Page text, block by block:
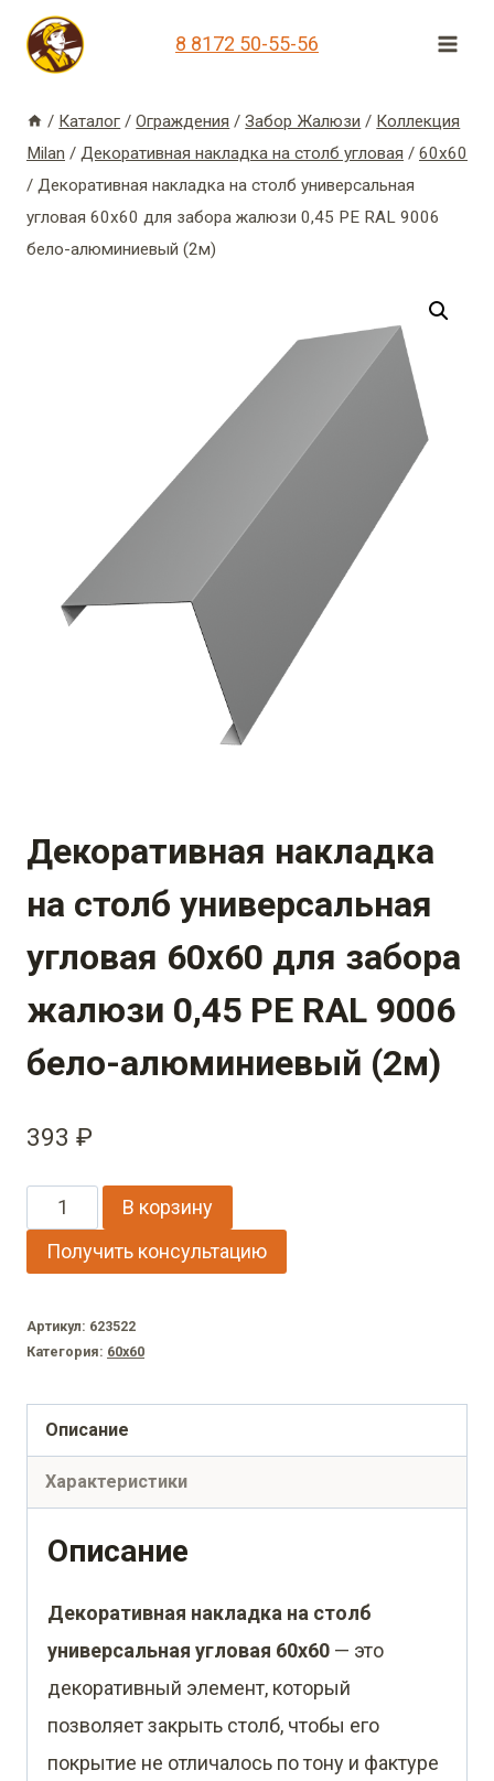
Перейти
8 8172 50-55-56
/ Каталог / Ограждения / Забор Жалюзи / Коллекция
Milan / Декоративная накладка на столб угловая / 60х60
/ Декоративная накладка на столб универсальная
угловая 60х60 для забора жалюзи 0,45 PE RAL 9006
бело-алюминиевый (2м)
Декоративная накладка
на столб универсальная
угловая 60х60 для забора
жалюзи 0,45 PE RAL 9006
бело-алюминиевый (2м)
393 ₽
Количество
товара
Декоративная
на
универсальная
угловая
60х60
для
жалюзи
0,45
RAL
9006
В корзину
Получить консультацию
Артикул: 623522
Категория: 60х60
Описание
Характеристики
Описание
Декоративная накладка на столб
универсальная угловая 60х60 — это
декоративный элемент, который
позволяет закрыть столб, чтобы его
покрытие не отличалось по тону и фактуре